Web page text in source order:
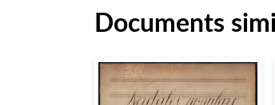
Documents